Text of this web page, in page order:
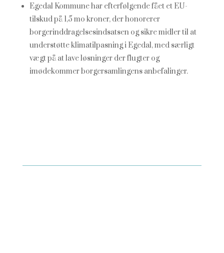
Egedal Kommune har efterfølgende fået et EU-
tilskud på 1,5 mo kroner, der honorerer
borgerinddragelsesindsatsen og sikre midler til at
understøtte klimatilpasning i Egedal, med særligt
vægt på at lave løsninger der flugter og
imødekommer borgersamlingens anbefalinger.